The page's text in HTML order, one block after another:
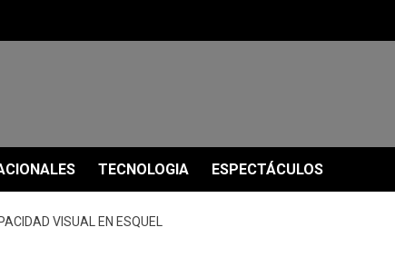
TECNOLOGIA ESPECTÁCULOS
VISUAL EN ESQUEL